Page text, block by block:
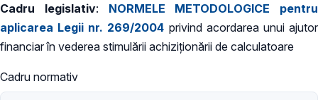
Cadru legislativ:
NORMELE METODOLOGICE pentru
aplicarea Legii nr. 269/2004 privind acordarea unui ajutor
financiar în vederea stimulării achiziționării de calculatoare
Cadru normativ